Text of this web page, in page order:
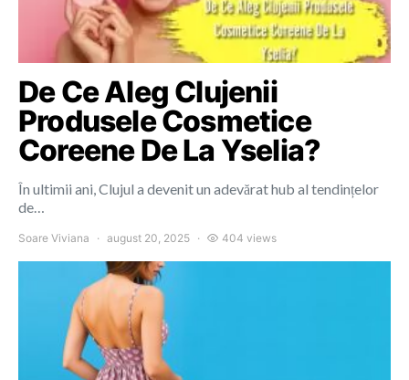
De Ce Aleg Clujenii
Produsele Cosmetice
Coreene De La Yselia?
În ultimii ani, Clujul a devenit un adevărat hub al tendințelor
de…
Soare Viviana august 20, 2025 404 views